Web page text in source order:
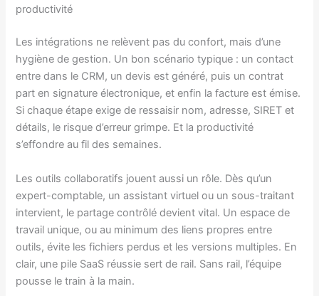
productivité
Les intégrations ne relèvent pas du confort, mais d’une
hygiène de gestion. Un bon scénario typique : un contact
entre dans le CRM, un devis est généré, puis un contrat
part en signature électronique, et enfin la facture est émise.
Si chaque étape exige de ressaisir nom, adresse, SIRET et
détails, le risque d’erreur grimpe. Et la productivité
s’effondre au fil des semaines.
Les outils collaboratifs jouent aussi un rôle. Dès qu’un
expert-comptable, un assistant virtuel ou un sous-traitant
intervient, le partage contrôlé devient vital. Un espace de
travail unique, ou au minimum des liens propres entre
outils, évite les fichiers perdus et les versions multiples. En
clair, une pile SaaS réussie sert de rail. Sans rail, l’équipe
pousse le train à la main.